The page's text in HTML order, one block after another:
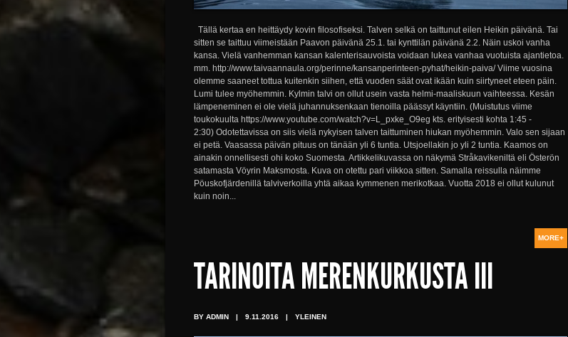
Tällä kertaa en heittäydy kovin filosofiseksi. Talven selkä on taittunut eilen Heikin päivänä. Tai
sitten se taittuu viimeistään Paavon päivänä 25.1. tai kynttilän päivänä 2.2. Näin uskoi vanha
kansa. Vielä vanhemman kansan kalenterisauvoista voidaan lukea vanhaa vuotuista ajantietoa.
mm. http://www.taivaannaula.org/perinne/kansanperinteen-pyhat/heikin-paiva/ Viime vuosina
olemme saaneet tottua kuitenkin siihen, että vuoden säät ovat ikään kuin siirtyneet eteen päin.
Lumi tulee myöhemmin. Kylmin talvi on ollut usein vasta helmi-maaliskuun vaihteessa. Kesän
lämpeneminen ei ole vielä juhannuksenkaan tienoilla päässyt käyntiin. (Muistutus viime
toukokuulta https://www.youtube.com/watch?v=L_pxke_O9eg kts. erityisesti kohta 1:45 -
2:30) Odotettavissa on siis vielä nykyisen talven taittuminen hiukan myöhemmin. Valo sen sijaan
ei petä. Vaasassa päivän pituus on tänään yli 6 tuntia. Utsjoellakin jo yli 2 tuntia. Kaamos on
ainakin onnellisesti ohi koko Suomesta. Artikkelikuvassa on näkymä Stråkavikeniltä eli Österön
satamasta Vöyrin Maksmosta. Kuva on otettu pari viikkoa sitten. Samalla reissulla näimme
Pöuskofjärdenillä talviverkoilla yhtä aikaa kymmenen merikotkaa. Vuotta 2018 ei ollut kulunut
kuin noin...
MORE+
TARINOITA MERENKURKUSTA III
BY ADMIN | 9.11.2016 | YLEINEN